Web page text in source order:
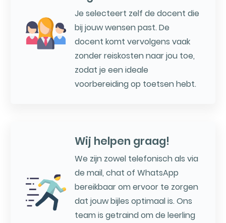
Je selecteert zelf de docent die
bij jouw wensen past. De
docent komt vervolgens vaak
zonder reiskosten naar jou toe,
zodat je een ideale
voorbereiding op toetsen hebt.
Wij helpen graag!
We zijn zowel telefonisch als via
de mail, chat of WhatsApp
bereikbaar om ervoor te zorgen
dat jouw bijles optimaal is. Ons
team is getraind om de leerling